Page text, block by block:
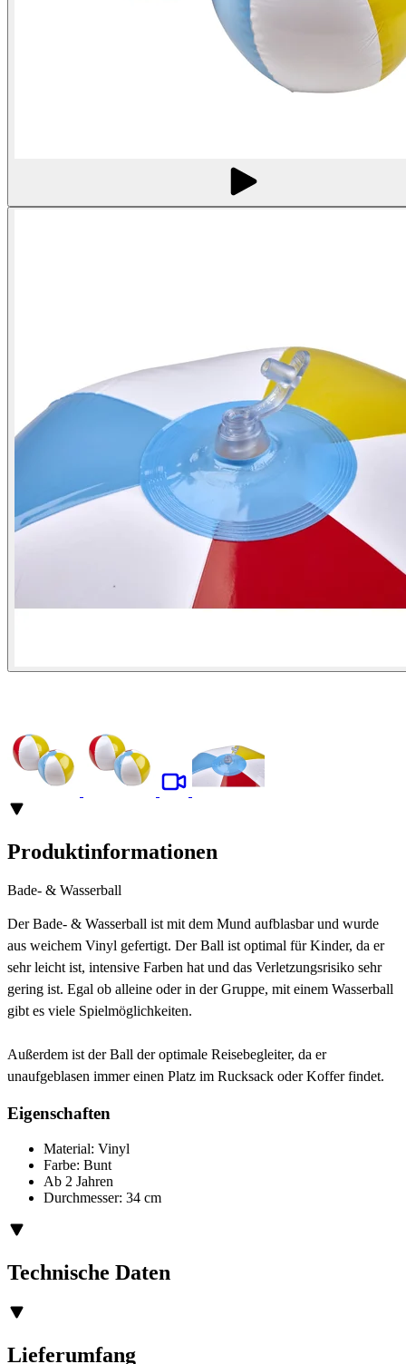
Produktinformationen
Bade- & Wasserball
Der Bade- & Wasserball ist mit dem Mund aufblasbar und wurde
aus weichem Vinyl gefertigt. Der Ball ist optimal für Kinder, da er
sehr leicht ist, intensive Farben hat und das Verletzungsrisiko sehr
gering ist. Egal ob alleine oder in der Gruppe, mit einem Wasserball
gibt es viele Spielmöglichkeiten.
Außerdem ist der Ball der optimale Reisebegleiter, da er
unaufgeblasen immer einen Platz im Rucksack oder Koffer findet.
Eigenschaften
Material: Vinyl
Farbe: Bunt
Ab 2 Jahren
Durchmesser: 34 cm
Technische Daten
Lieferumfang